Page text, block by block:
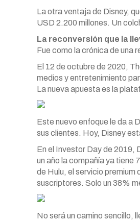
La otra ventaja de Disney,
USD 2.200 millones. Un
La reconversión que la
Fue como la crónica de una
El 12 de octubre de 2020,
medios y entretenimiento
La nueva apuesta es la
Este nuevo enfoque le da a
sus clientes. Hoy, Disney
En el Investor Day de 2019,
un año la compañía ya tiene
de Hulu, el servicio premium
suscriptores. Solo un 38%
No será un camino sencillo,